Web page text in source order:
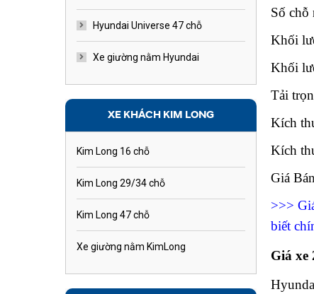
Số chỗ
Khối
Khối
Tải
Kích
Kích
Giá
>>>
biết
Giá xe
Hyundai Universe 47 chỗ
Xe giường nằm Hyundai
XE KHÁCH KIM LONG
Kim Long 16 chỗ
Kim Long 29/34 chỗ
Kim Long 47 chỗ
Xe giường nằm KimLong